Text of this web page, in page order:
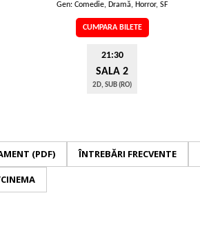
Gen: Comedie, Dramă, Horror, SF
CUMPARA BILETE
21:30
SALA 2
2D, SUB (RO)
(PDF) ÎNTREBĂRI FRECVENTE